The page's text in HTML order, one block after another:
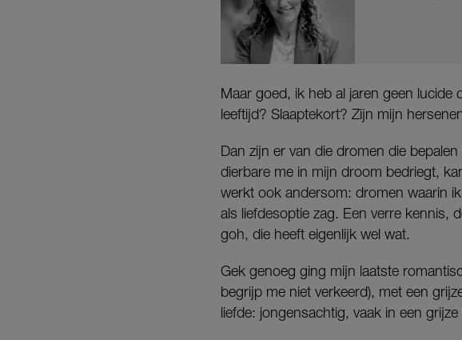
Maar goed, ik heb al jaren geen
leeftijd? Slaaptekort? Zijn mijn
Dan zijn er van die dromen die
dierbare me in mijn droom bedriegt,
werkt ook andersom: dromen waarin
als liefdesoptie zag. Een verre
goh, die heeft eigenlijk wel wat.
Gek genoeg ging mijn laatste
begrijp me niet verkeerd), met een
liefde: jongensachtig, vaak in een